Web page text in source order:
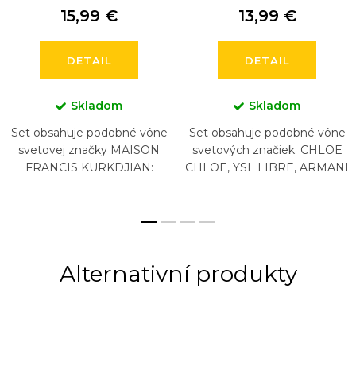
15,99 €
DETAIL
Skladom
Set obsahuje podobné vône
svetovej značky MAISON
FRANCIS KURKDJIAN:
EXTRAIT, AQUA VITAE, 724,
13,99 €
DETAIL
Skladom
Set obsahuje podobné vône
svetových značiek: CHLOE
CHLOE, YSL LIBRE, ARMANI